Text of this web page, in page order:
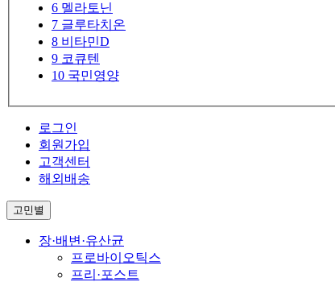
6 멜라토닌
7 글루타치온
8 비타민D
9 코큐텐
10 국민영양
로그인
회원가입
고객센터
해외배송
고민별
장·배변·유산균
프로바이오틱스
프리·포스트